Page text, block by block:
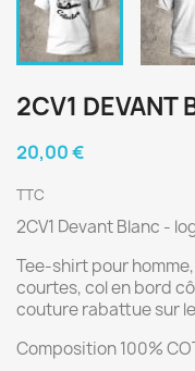
2CV1 DEVANT
20,00 €
TTC
2CV1 Devant Blanc -
Tee-shirt pour
courtes, col en bord
couture rabattue sur
Composition 100%